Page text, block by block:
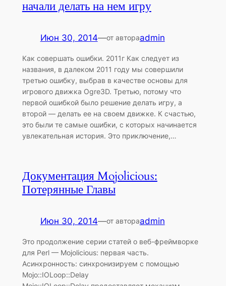
начали делать на нем игру
Июн 30, 2014—от автораadmin
Как совершать ошибки. 2011г Как следует из
названия, в далеком 2011 году мы совершили
третью ошибку, выбрав в качестве основы для
игрового движка Ogre3D. Третью, потому что
первой ошибкой было решение делать игру, а
второй — делать ее на своем движке. К счастью,
это были те самые ошибки, с которых начинается
увлекательная история. Это приключение,…
Документация Mojolicious:
Потерянные Главы
Июн 30, 2014—от автораadmin
Это продолжение серии статей о веб-фреймворке
для Perl — Mojolicious: первая часть.
Асинхронность: синхронизируем с помощью
Mojo::IOLoop::Delay